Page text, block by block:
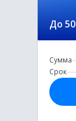
До
Сумма
Срок